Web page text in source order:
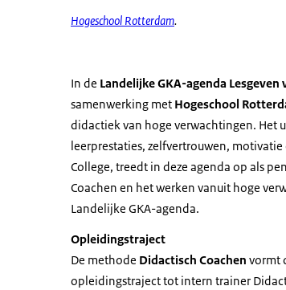
Hogeschool Rotterdam.
In de Landelijke GKA-agenda Lesgeven
samenwerking met Hogeschool
didactiek van hoge verwachtingen. Het
leerprestaties, zelfvertrouwen,
College, treedt in deze agenda op als
Coachen en het werken vanuit hoge
Landelijke GKA-agenda.
Opleidingstraject
De methode Didactisch Coachen vormt
opleidingstraject tot intern trainer